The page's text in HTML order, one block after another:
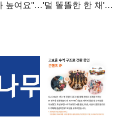
높여요"…'덜 똘똘한 한 채'